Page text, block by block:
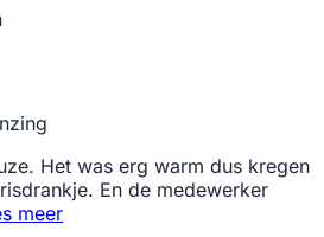
Het was erg warm dus kregen
En de medewerker
meer